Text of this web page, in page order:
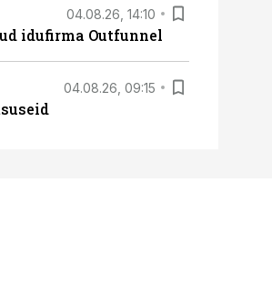
04.08.26, 14:10
idufirma Outfunnel
04.08.26, 09:15